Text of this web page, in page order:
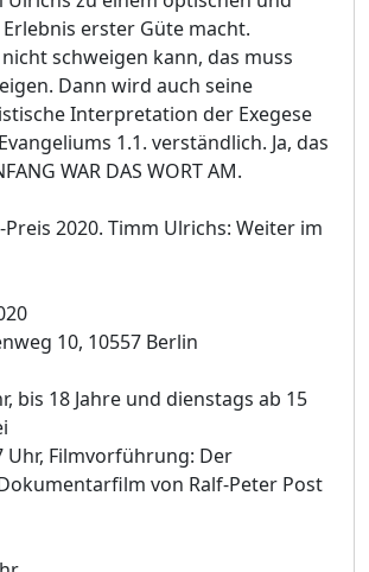
erster Güte macht.
schweigen kann, das muss
Dann wird auch seine
Interpretation der Exegese
1.1. verständlich. Ja, das
WAR DAS WORT AM.
2020. Timm Ulrichs: Weiter im
10, 10557 Berlin
bis 18 Jahre und dienstags ab 15
Uhr, Filmvorführung: Der
von Ralf-Peter Post